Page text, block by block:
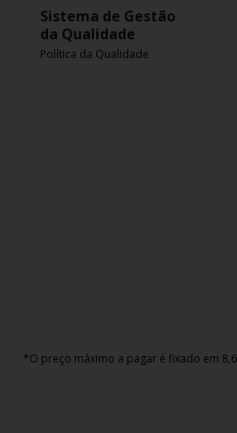
Campers
Sistema de Gestão
da Qualidade
Política da Qualidade
*O preço máximo a pagar é fixado em